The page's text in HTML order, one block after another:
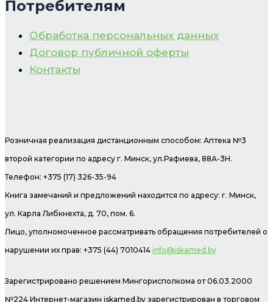
Потребителям
Обработка персональных данных
Договор публичной оферты
Контакты
Розничная реализация дистанционным способом: Аптека №3
второй категории по адресу г. Минск, ул.Рафиева, 88А-3Н.
Телефон: +375 (17) 326-35-94
Книга замечаний и предложений находится по адресу: г. Минск,
ул. Карла Либкнехта, д. 70, пом. 6.
Лицо, уполномоченное рассматривать обращения потребителей о
нарушении их прав: +375 (44) 7010414 info@iskamed.by
Зарегистрировано решением Мингорисполкома от 06.03.2000
№224 Интернет-магазин iskamed.by зарегистрирован в торговом